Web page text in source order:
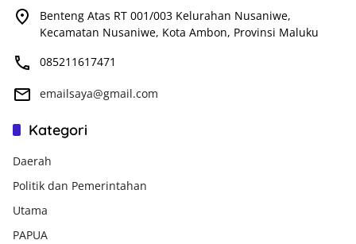
Benteng Atas RT 001/003 Kelurahan Nusaniwe,
Kecamatan Nusaniwe, Kota Ambon, Provinsi Maluku
085211617471
emailsaya@gmail.com
Kategori
Daerah
Politik dan Pemerintahan
Utama
PAPUA